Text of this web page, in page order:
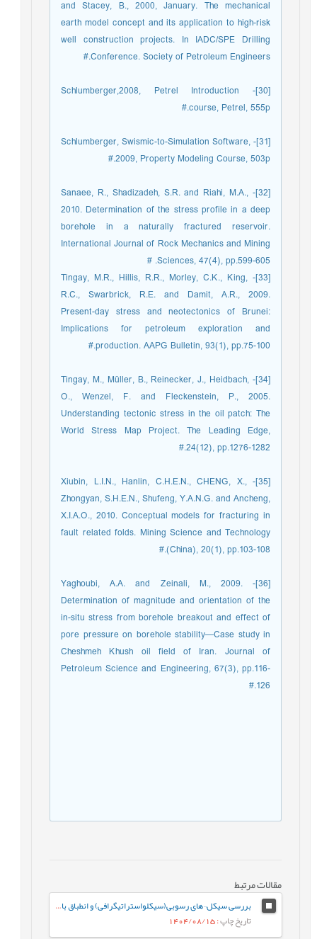
and Stacey, B., 2000, January. The mechanical
earth model concept and its application to high-risk
well construction projects. In IADC/SPE Drilling
Conference. Society of Petroleum Engineers.#
[30]- Schlumberger,2008, Petrel Introduction
course, Petrel, 555p.#
[31]- Schlumberger, Swismic-to-Simulation Software,
2009, Property Modeling Course, 503p.#
[32]- Sanaee, R., Shadizadeh, S.R. and Riahi, M.A.,
2010. Determination of the stress profile in a deep
borehole in a naturally fractured reservoir.
International Journal of Rock Mechanics and Mining
Sciences, 47(4), pp.599-605. #
[33]- Tingay, M.R., Hillis, R.R., Morley, C.K., King,
R.C., Swarbrick, R.E. and Damit, A.R., 2009.
Present-day stress and neotectonics of Brunei:
Implications for petroleum exploration and
production. AAPG Bulletin, 93(1), pp.75-100.#
[34]- Tingay, M., Müller, B., Reinecker, J., Heidbach,
O., Wenzel, F. and Fleckenstein, P., 2005.
Understanding tectonic stress in the oil patch: The
World Stress Map Project. The Leading Edge,
24(12), pp.1276-1282.#
[35]- Xiubin, L.I.N., Hanlin, C.H.E.N., CHENG, X.,
Zhongyan, S.H.E.N., Shufeng, Y.A.N.G. and Ancheng,
X.I.A.O., 2010. Conceptual models for fracturing in
fault related folds. Mining Science and Technology
(China), 20(1), pp.103-108.#
[36]- Yaghoubi, A.A. and Zeinali, M., 2009.
Determination of magnitude and orientation of the
in-situ stress from borehole breakout and effect of
pore pressure on borehole stability—Case study in
Cheshmeh Khush oil field of Iran. Journal of
Petroleum Science and Engineering, 67(3), pp.116-
126.#
مقالات مرتبط
بررسی سیکل¬های رسوبی(سیکلواستراتیگرافی) و انطباق با مرزهای زیستی – زمانی ائوسن بالایی – الیگوسن در سازندهای پابده (بخش بالایی سازند پابده) و آسماری در میدان نفتی مارون
تاریخ چاپ: 1404/08/15